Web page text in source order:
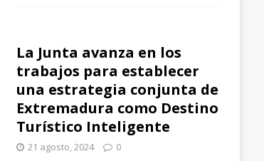
La Junta avanza en los
trabajos para establecer
una estrategia conjunta de
Extremadura como Destino
Turístico Inteligente
21 agosto, 2024 0